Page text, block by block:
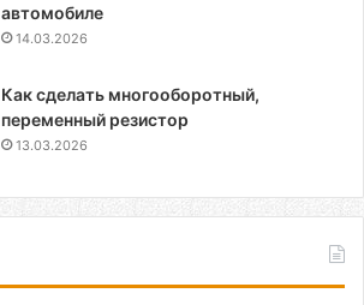
автомобиле
14.03.2026
Как сделать многооборотный,
переменный резистор
13.03.2026